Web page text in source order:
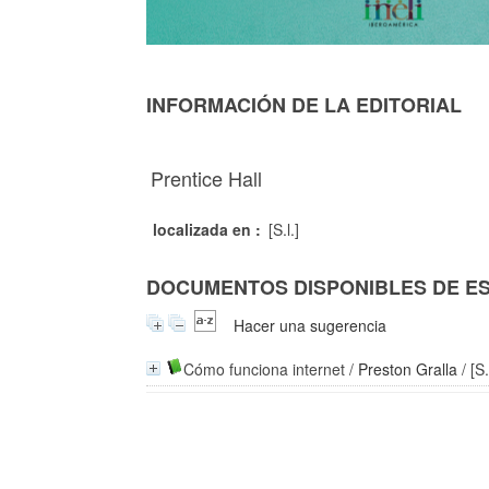
INFORMACIÓN DE LA EDITORIAL
Prentice Hall
localizada en : [S.l.]
DOCUMENTOS DISPONIBLES DE
Hacer una sugerencia
Cómo funciona internet / Preston Gralla /